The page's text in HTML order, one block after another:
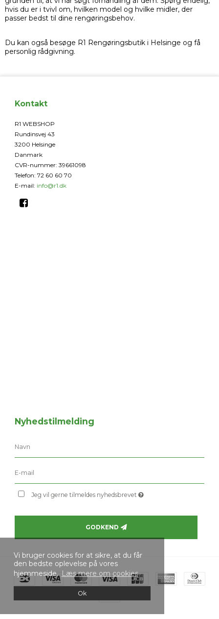
Vi bruger cookies for at sikre, at du får
den bedste oplevelse på vores
hjemmeside. Læs mere om cookies
Ok
hvis du er i tvivl om, hvilken model og hvilke midler, der
passer bedst til dine rengøringsbehov.
Du kan også besøge R1 Rengøringsbutik i Helsinge og få
personlig rådgivning.
Kontakt
R1 WEBSHOP
Rundinsvej 43
3200 Helsinge
Danmark
CVR-nummer: 39661098
Telefon: 72 60 60 70
E-mail: info@r1.dk
Nyhedstilmelding
Jeg vil gerne tilmeldes nyhedsbrevet
GODKEND